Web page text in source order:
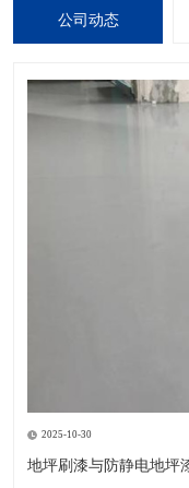
公司动态
2025-10-30
地坪刷漆与防静电地坪